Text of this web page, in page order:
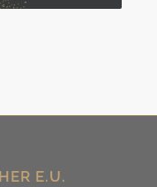
E.U.